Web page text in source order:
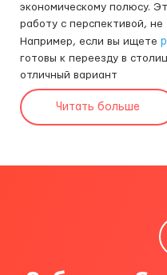
экономическому полюсу.
работу с перспективой, не
Например, если вы ищете
готовы к переезду в
отличный вариант
Читать больше